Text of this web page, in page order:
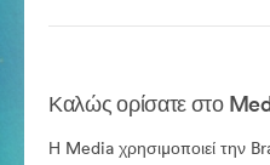
Καλώς ορίσατε στο
Η Media χρησιμοποιεί την